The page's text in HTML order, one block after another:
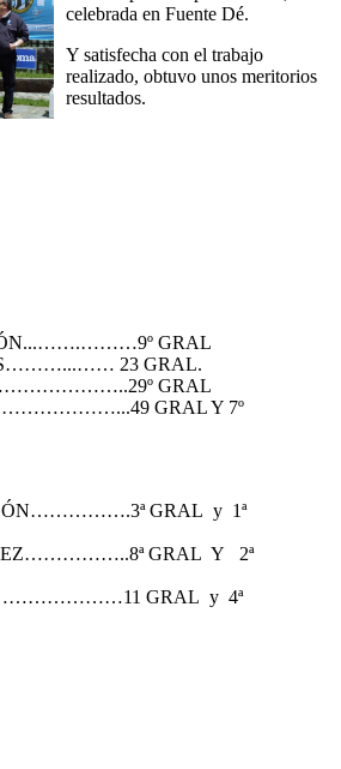
celebrada en Fuente Dé.
Y satisfecha con el trabajo
realizado, obtuvo unos meritorios
resultados.
GRAL
23 GRAL.
GRAL
GRAL Y 7º
GRAL y 1ª
GRAL Y 2ª
GRAL y 4ª